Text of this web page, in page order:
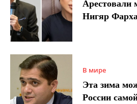
Арестовали
Нигяр
В мире
Эта зима
России